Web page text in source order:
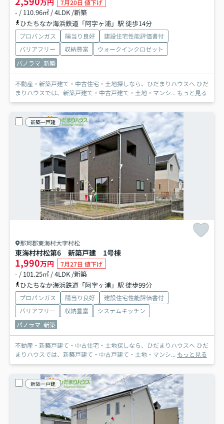
7月20日 値下げ
- / 110.96㎡ / 4LDK /新築
ひたちなか海浜鉄道「阿字ヶ浦」駅 徒歩14分
プロパンガス 陽当り良好
建設住宅性能評価書付
バリアフリー
収納豊富
ウォークインクロゼット
パノラマ 新築
不動産・新築戸建て・中古住宅・土地探しなら、ひだまりハウスへ ひだ
まりハウスでは、新築戸建て・中古戸建て・土地・マンシ... もっと見る
新築一戸建
那珂郡東海村大字村松
東海村村松第6 新築戸建 1号棟
1,990万円 7月27日 値下げ
- / 101.25㎡ / 4LDK /新築
ひたちなか海浜鉄道「阿字ヶ浦」駅 徒歩99分
プロパンガス 陽当り良好
建設住宅性能評価書付
バリアフリー
収納豊富
システムキッチン
パノラマ 新築
不動産・新築戸建て・中古住宅・土地探しなら、ひだまりハウスへ ひだ
まりハウスでは、新築戸建て・中古戸建て・土地・マンシ... もっと見る
新築一戸建